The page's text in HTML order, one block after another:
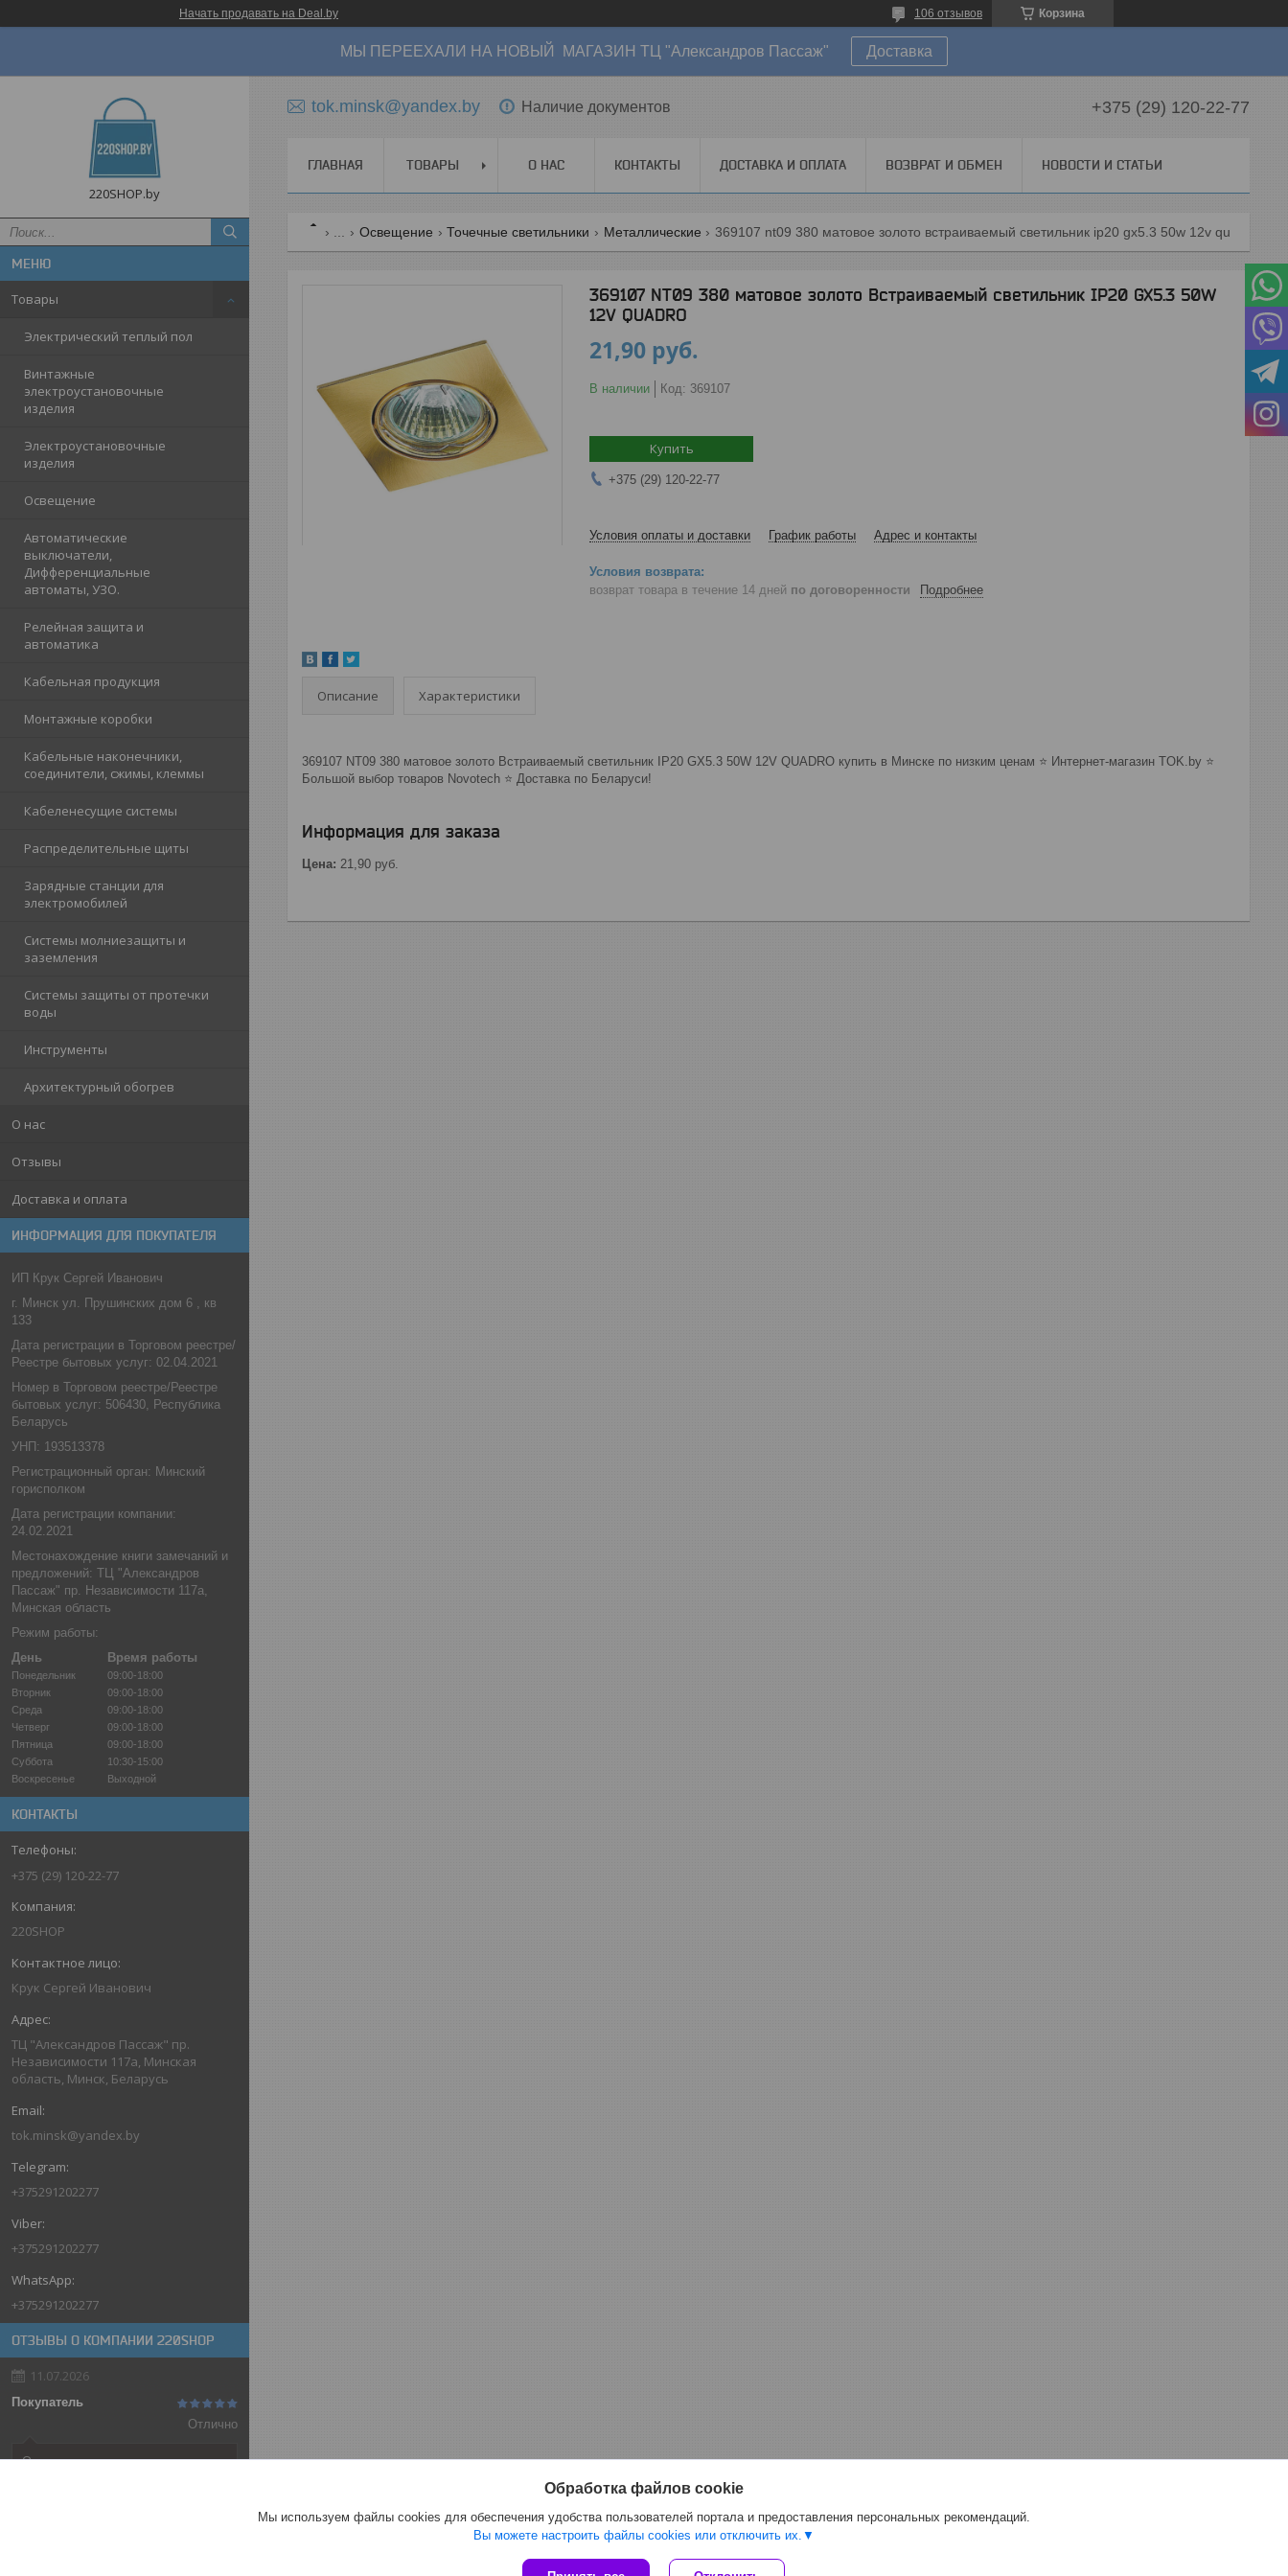
Начать продавать на Deal.by Корзина
106 отзывов
МЫ ПЕРЕЕХАЛИ НА НОВЫЙ МАГАЗИН ТЦ "Александров Пассаж" Доставка
220SHOP.by
Товары
Электрический теплый пол
Винтажные
электроустановочные
изделия
Электроустановочные
изделия
Освещение
Автоматические
выключатели,
Дифференциальные
автоматы, УЗО.
Релейная защита и
автоматика
Кабельная продукция
Монтажные коробки
Кабельные наконечники,
соединители, сжимы, клеммы
Кабеленесущие системы
Распределительные щиты
Зарядные станции для
электромобилей
Системы молниезащиты и
заземления
Системы защиты от протечки
воды
Инструменты
Архитектурный обогрев
О нас
Отзывы
Доставка и оплата
ИНФОРМАЦИЯ ДЛЯ ПОКУПАТЕЛЯ
ИП Крук Сергей Иванович
г. Минск ул. Прушинских дом 6 , кв
133
Дата регистрации в Торговом реестре/
Реестре бытовых услуг: 02.04.2021
Номер в Торговом реестре/Реестре
бытовых услуг: 506430, Республика
Беларусь
УНП: 193513378
Регистрационный орган: Минский
горисполком
Дата регистрации компании:
24.02.2021
Местонахождение книги замечаний и
предложений: ТЦ "Александров
Пассаж" пр. Независимости 117а,
Минская область
Режим работы:
День
Время работы
Понедельник
09:00-18:00
Вторник
09:00-18:00
Среда
09:00-18:00
Четверг
09:00-18:00
Пятница
09:00-18:00
Суббота
10:30-15:00
Воскресенье
Выходной
КОНТАКТЫ
+375 (29) 120-22-77
220SHOP
Крук Сергей Иванович
ТЦ "Александров Пассаж" пр.
Независимости 117а, Минская
область, Минск, Беларусь
tok.minsk@yandex.by
+375291202277
+375291202277
+375291202277
ОТЗЫВЫ О КОМПАНИИ 220SHOP
11.07.2026
Покупатель
Отлично
Оригинальные товары автоматов
tok.minsk@yandex.by Наличие документов +375 (29) 120-22-77
ГЛАВНАЯ ТОВАРЫ О НАС КОНТАКТЫ ДОСТАВКА И ОПЛАТА ВОЗВРАТ И ОБМЕН НОВОСТИ И СТАТЬИ
Освещение Точечные светильники Металлические 369107 nt09 380 матовое золото встраиваемый светильник ip20 gx5.3 50w 12v quadro
369107 NT09 380 матовое золото Встраиваемый светильник IP20 GX5.3 50W
12V QUADRO
21,90 руб.
В наличии Код: 369107
Купить
+375 (29) 120-22-77
Условия оплаты и доставки График работы Адрес и контакты
возврат товара в течение 14 дней по договоренности Подробнее
Описание Характеристики
369107 NT09 380 матовое золото Встраиваемый светильник IP20 GX5.3 50W 12V QUADRO купить в Минске по низким ценам ⭐️ Интернет-магазин TOK.by ⭐️
Большой выбор товаров Novotech ⭐️ Доставка по Беларуси!
Информация для заказа
Цена: 21,90 руб.
Обработка файлов cookie
Мы используем файлы cookies для обеспечения удобства пользователей портала и предоставления персональных рекомендаций.
Вы можете настроить файлы cookies или отключить их.